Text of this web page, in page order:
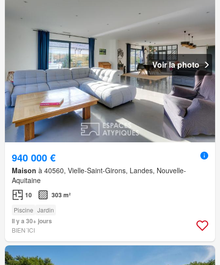
Voir la photo
940 000 €
Maison à 40560, Vielle-Saint-Girons, Landes, Nouvelle-
Aquitaine
10 303 m²
Piscine Jardin
Il y a 30+ jours
BIEN´ICI